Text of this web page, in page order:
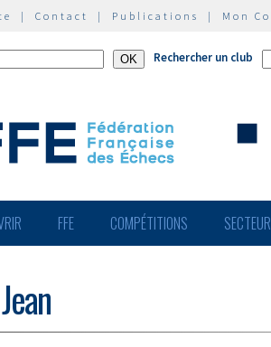
| Contact | Publications | Mon
Rechercher un club
FFE COMPÉTITIONS